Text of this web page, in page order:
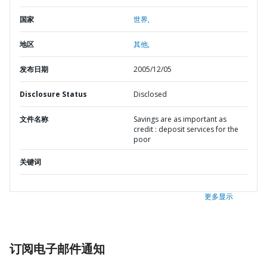
国家 世界,
地区 其他,
发布日期 2005/12/05
Disclosure Status Disclosed
文件名称
Savings are as important as
credit : deposit services for the
poor
关键词
更多显示
订阅电子邮件通知